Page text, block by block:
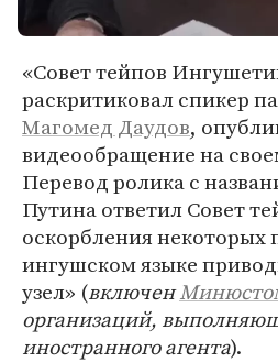
«Совет тейпов
раскритиковал спикер
Магомед Даудов,
видеообращение на
Перевод ролика с
Путина ответил Совет
оскорбления некоторых
ингушском языке
узел» (включен
организаций,
иностранного агента).